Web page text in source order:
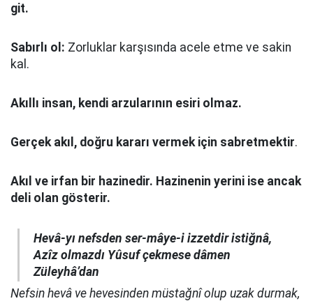
git.
Sabırlı ol: Zorluklar karşısında acele etme ve sakin
kal.
Akıllı insan, kendi arzularının esiri olmaz.
Gerçek akıl, doğru kararı vermek için sabretmektir.
Akıl ve irfan bir hazinedir. Hazinenin yerini ise ancak
deli olan gösterir.
Hevâ-yı nefsden ser-mâye-i izzetdir istiğnâ,
Azîz olmazdı Yûsuf çekmese dâmen
Züleyhâ’dan
Nefsin hevâ ve hevesinden müstağnî olup uzak durmak,